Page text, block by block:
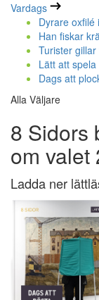
Vardags
Dyrare oxfilé
Han fiskar
Turister
Lätt att
Dags att
Alla Väljare
8 Sidors
om valet
Ladda ner